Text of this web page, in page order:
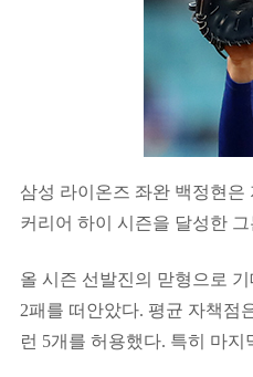
삼성 라이온즈 좌완 백정현은
커리어 하이 시즌을 달성한
올 시즌 선발진의 맏형으로
2패를 떠안았다. 평균 자책점
런 5개를 허용했다. 특히 마